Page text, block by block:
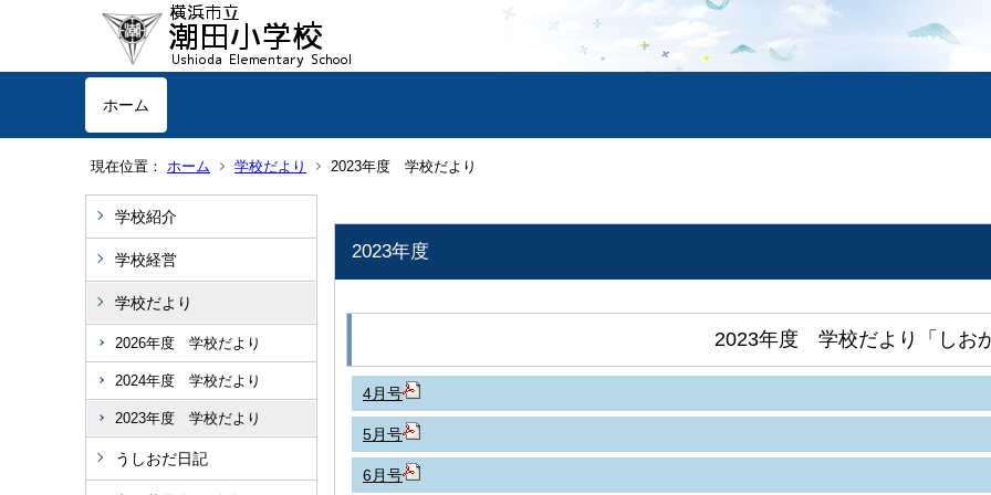
ホーム
現在位置： ホーム 学校だより 2023年度 学校だより
学校紹介
学校経営
学校だより
2026年度 学校だより
2024年度 学校だより
2023年度 学校だより
うしおだ日記
2023年度
2023年度 学校だより「しお
4月号
5月号
6月号